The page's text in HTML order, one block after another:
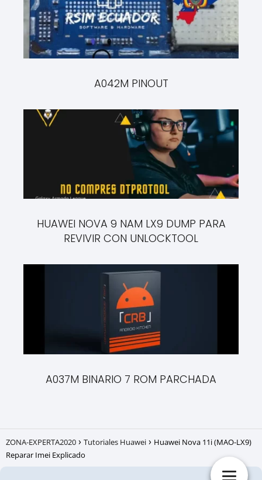
A042M PINOUT
HUAWEI NOVA 9 NAM LX9 DUMP PARA
REVIVIR CON UNLOCKTOOL
A037M BINARIO 7 ROM PARCHADA
ZONA-EXPERTA2020 Tutoriales Huawei
Huawei Nova 11i (MAO-LX9)
Reparar Imei Explicado